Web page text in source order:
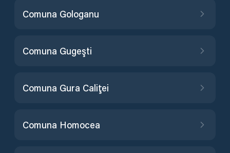
Comuna Gologanu
Comuna Gugeşti
Comuna Gura Caliţei
Comuna Homocea